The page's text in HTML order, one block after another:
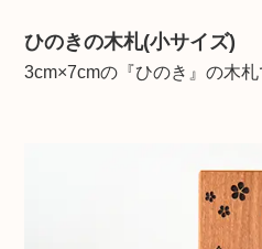
ひのきの木札(小サイズ)
3cm×7cmの『ひのき』の木札